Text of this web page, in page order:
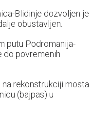
Blidinje dozvoljen je
obustavljen.
putu Podromanija-
do povremenih
rekonstrukciji mosta
(bajpas) u